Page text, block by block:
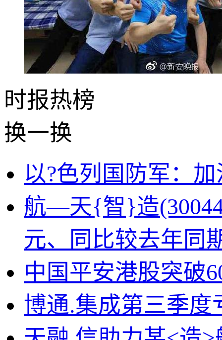
时报热榜
换一换
以?色列国防军：
航—天{智}造
元、同比较去年同
中国平安港股突破
博通.集成第三季度